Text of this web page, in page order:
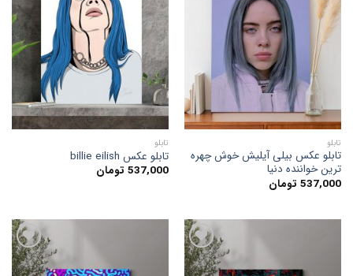
تابلو
تابلو عکس بیلی آیلیش خوش چهره
ترین خواننده دنیا
537,000 تومان
افزودن
به
علاقه
مندی
ها
تابلو
تابلو عکس billie eilish
537,000 تومان